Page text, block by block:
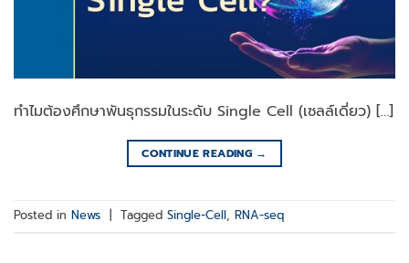
ทำไมต้องศึกษาพันธุกรรมในระดับ Single Cell (เซลล์เดี่ยว) […]
CONTINUE READING →
Posted in News | Tagged Single-Cell, RNA-seq